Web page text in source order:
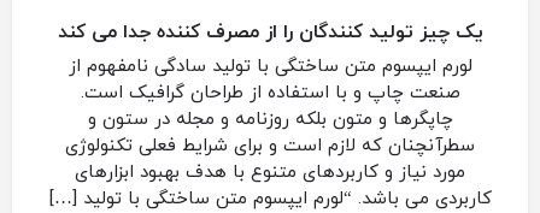
یک چیز تولید کنندگان را از مصرف کننده جدا می کند
لورم ایپسوم متن ساختگی با تولید سادگی نامفهوم از
صنعت چاپ و با استفاده از طراحان گرافیک است.
چاپگرها و متون بلکه روزنامه و مجله در ستون و
سطرآنچنان که لازم است و برای شرایط فعلی تکنولوژی
مورد نیاز و کاربردهای متنوع با هدف بهبود ابزارهای
کاربردی می باشد. “لورم ایپسوم متن ساختگی با تولید […]